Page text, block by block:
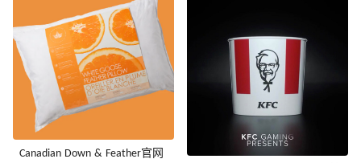
Canadian Down & Feather官网